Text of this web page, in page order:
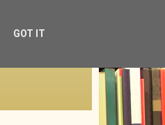
GOT IT